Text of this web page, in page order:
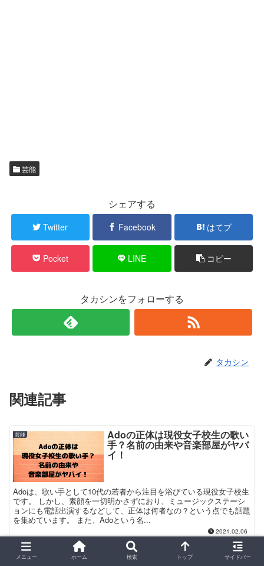
芸能
シェアする
Twitter Facebook はてブ
Pocket LINE コピー
タカシンをフォローする
タカシン
関連記事
芸能 Adoの正体は現役女子校生の歌い
手？名前の由来や音楽部屋がヤバ
イ！
Adoは、歌い手として10代の若者から注目を浴びている現役女子校生
です。 しかし、素顔を一切明かさずにおり、ミュージックステーシ
ョンにも電話出演するなどして、正体は何者なの？という点でも話題
を集めています。 また、Adoという名...
2021.02.06
芸能 賀屋壮也(かが屋)の彼女は松岡茉
メニュー ホーム 検索 トップ サイドバー